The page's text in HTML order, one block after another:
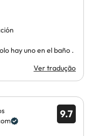
hay uno en el baño .
Ver tradução
9.7